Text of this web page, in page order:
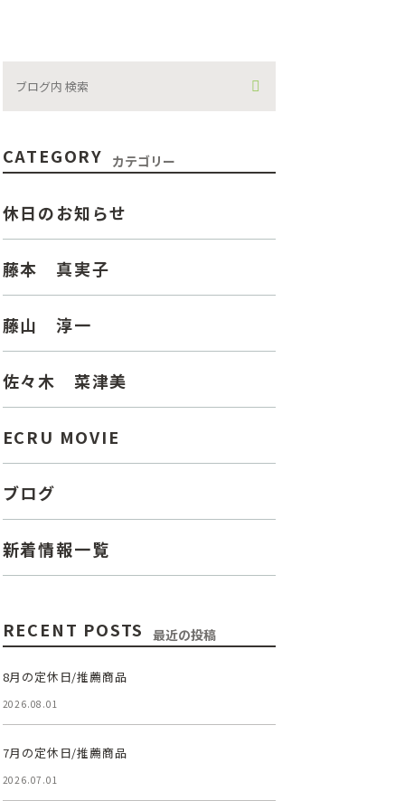
CATEGORY カテゴリー
休日のお知らせ
藤本 真実子
藤山 淳一
佐々木 菜津美
ECRU MOVIE
ブログ
新着情報一覧
RECENT POSTS 最近の投稿
8月の定休日/推薦商品
2026.08.01
7月の定休日/推薦商品
2026.07.01